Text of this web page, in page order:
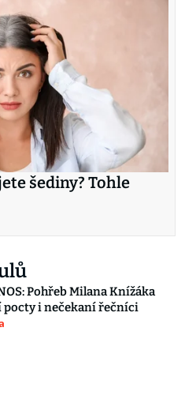
šediny? Tohle
Pohřeb Milana Knížáka
pocty i nečekaní řečníci